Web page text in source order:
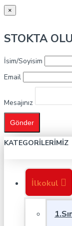
×
STOKTA
İsim/Soyisim
Email
Mesajınız
Gönder
KATEGORILERIMIZ
İlkokul